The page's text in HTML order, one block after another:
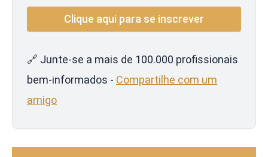
🔗 Junte-se a mais de 100.000 profissionais
bem-informados - Compartilhe com um
amigo